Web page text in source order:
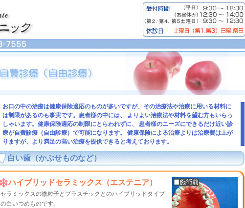
お口の中の治療は健康保険適応のものが多いですが、その治療法や治療に用いる材料に
は制限があるのも事実です。患者様の中には、 よりよい治療法や材料を望む方もいらっ
しゃいます。健康保険適応の制限にとらわれずに、 患者様のニーズにできるだけ近い診
療が自費診療（自由診療）で可能になります。 健康保険による治療よりは治療費は上が
りますが、より満足の高い治療を提供できると考えております。
白い歯（かぶせものなど）
ハイブリッドセラミックス（エステニア）
セラミックスの微粒子とプラスチックとのハイブリッドタイプ
の白いつめものです。